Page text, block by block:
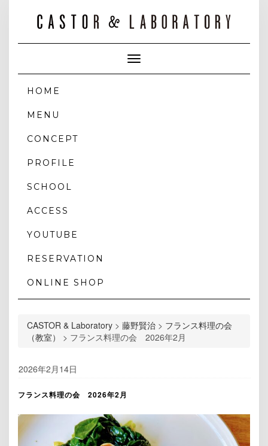
Toggle
Navigation
HOME
MENU
CONCEPT
PROFILE
SCHOOL
ACCESS
YOUTUBE
RESERVATION
ONLINE SHOP
CASTOR & Laboratory > 藤野賢治 > フランス料理の会
（教室）
> フランス料理の会 2026年2月
2026年2月14日
フランス料理の会 2026年2月